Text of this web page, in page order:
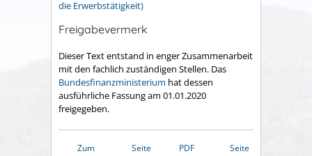
die Erwerbstätigkeit)
Freigabevermerk
Dieser Text entstand in enger Zusammenarbeit
mit den fachlich zuständigen Stellen. Das
Bundesfinanzministerium hat dessen
ausführliche Fassung am 01.01.2020
freigegeben.
Zum
Seite
PDF
Seite